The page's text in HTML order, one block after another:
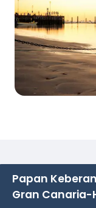
Papan
Gran Canaria-